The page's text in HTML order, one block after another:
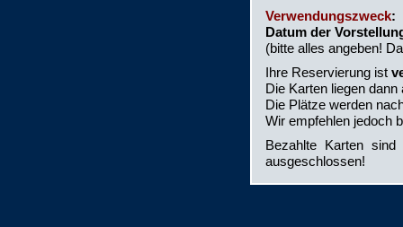
Verwendungszweck:
Datum der
(bitte alles angeben!
Ihre Reservierung ist
Die Karten liegen
Die Plätze werden
Wir empfehlen jedoch
Bezahlte Karten
ausgeschlossen!